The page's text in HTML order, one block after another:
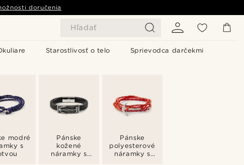
Hľadať
Starostlivosť o telo Sprievodca darčekmi
doručenia
modré
s
Pánske
kožené
náramky s
Pánske
polyesterové
náramky s